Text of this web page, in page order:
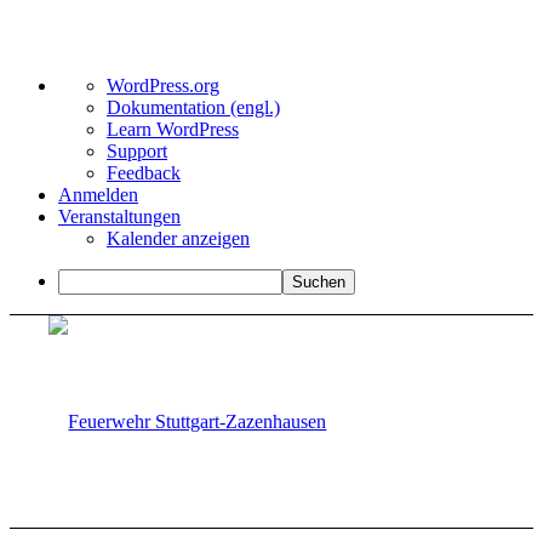
Über
WordPress
WordPress.org
Dokumentation (engl.)
Learn WordPress
Support
Feedback
Anmelden
Veranstaltungen
Kalender anzeigen
Suchen